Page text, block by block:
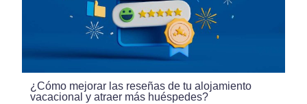
¿Cómo mejorar las reseñas de tu alojamiento
vacacional y atraer más huéspedes?